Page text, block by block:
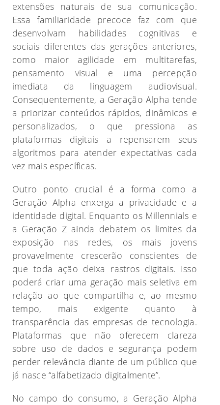
extensões naturais de sua comunicação.
Essa familiaridade precoce faz com que
desenvolvam habilidades cognitivas e
sociais diferentes das gerações anteriores,
como maior agilidade em multitarefas,
pensamento visual e uma percepção
imediata da linguagem audiovisual.
Consequentemente, a Geração Alpha tende
a priorizar conteúdos rápidos, dinâmicos e
personalizados, o que pressiona as
plataformas digitais a repensarem seus
algoritmos para atender expectativas cada
vez mais específicas.
Outro ponto crucial é a forma como a
Geração Alpha enxerga a privacidade e a
identidade digital. Enquanto os Millennials e
a Geração Z ainda debatem os limites da
exposição nas redes, os mais jovens
provavelmente crescerão conscientes de
que toda ação deixa rastros digitais. Isso
poderá criar uma geração mais seletiva em
relação ao que compartilha e, ao mesmo
tempo, mais exigente quanto à
transparência das empresas de tecnologia.
Plataformas que não oferecem clareza
sobre uso de dados e segurança podem
perder relevância diante de um público que
já nasce “alfabetizado digitalmente”.
No campo do consumo, a Geração Alpha